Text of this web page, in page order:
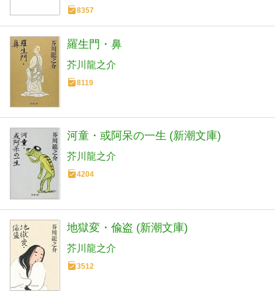
8357
羅生門・鼻
芥川龍之介
8119
河童・或阿呆の一生 (新潮文庫)
芥川龍之介
4204
地獄変・偸盗 (新潮文庫)
芥川龍之介
3512